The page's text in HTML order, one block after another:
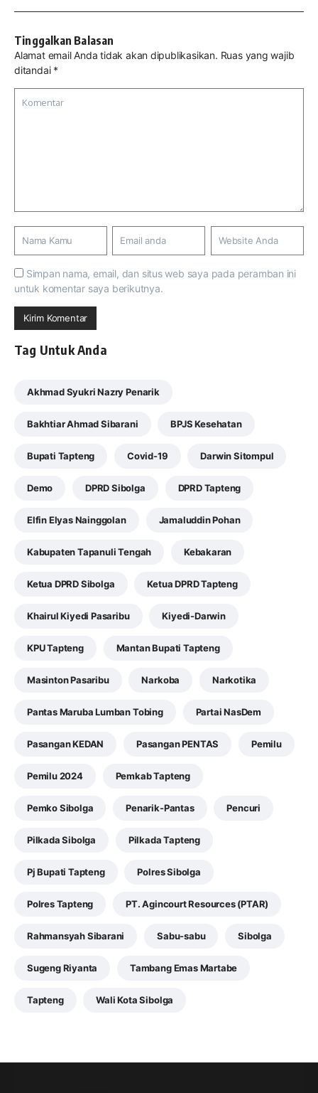
Tinggalkan Balasan
Alamat email Anda tidak akan dipublikasikan. Ruas yang wajib
ditandai *
Simpan nama, email, dan situs web saya pada peramban ini
untuk komentar saya berikutnya.
Tag Untuk Anda
Akhmad Syukri Nazry Penarik
Bakhtiar Ahmad Sibarani BPJS Kesehatan
Bupati Tapteng Covid-19 Darwin Sitompul
Demo DPRD Sibolga DPRD Tapteng
Elfin Elyas Nainggolan Jamaluddin Pohan
Kabupaten Tapanuli Tengah Kebakaran
Ketua DPRD Sibolga Ketua DPRD Tapteng
Khairul Kiyedi Pasaribu Kiyedi-Darwin
KPU Tapteng Mantan Bupati Tapteng
Masinton Pasaribu Narkoba Narkotika
Pantas Maruba Lumban Tobing Partai NasDem
Pasangan KEDAN Pasangan PENTAS Pemilu
Pemilu 2024 Pemkab Tapteng
Pemko Sibolga Penarik-Pantas Pencuri
Pilkada Sibolga Pilkada Tapteng
Pj Bupati Tapteng Polres Sibolga
Polres Tapteng PT. Agincourt Resources (PTAR)
Rahmansyah Sibarani Sabu-sabu Sibolga
Sugeng Riyanta Tambang Emas Martabe
Tapteng Wali Kota Sibolga